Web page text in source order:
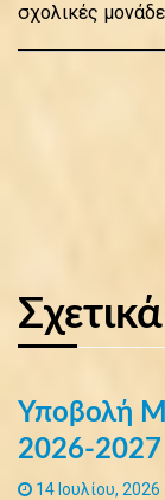
σχολικές
Υποβολή
2026-2027
14 Ιουλίου, 2026